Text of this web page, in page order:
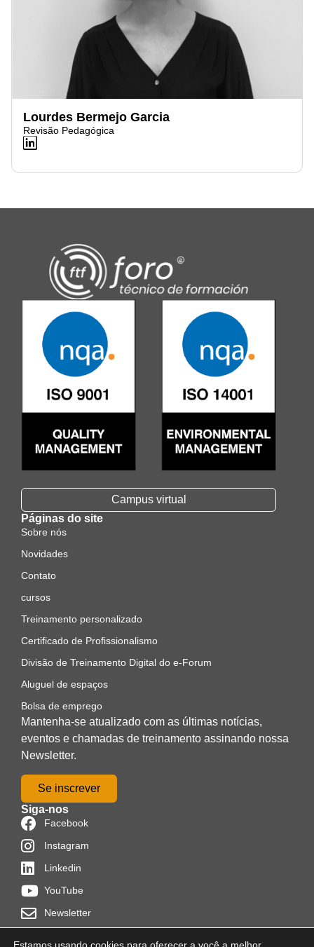
Lourdes Bermejo Garcia
Revisão Pedagógica
Campus virtual
Páginas do site
Sobre nós
Novidades
Contato
cursos
Treinamento personalizado
Certificado de Profissionalismo
Divisão de Treinamento Digital do e-Forum
Aluguel de espaços
Bolsa de emprego
Mantenha-se atualizado com as últimas notícias,
eventos e chamadas de treinamento assinando nossa
Newsletter.
Se inscrever
Siga-nos
Facebook
Instagram
Linkedin
YouTube
Newsletter